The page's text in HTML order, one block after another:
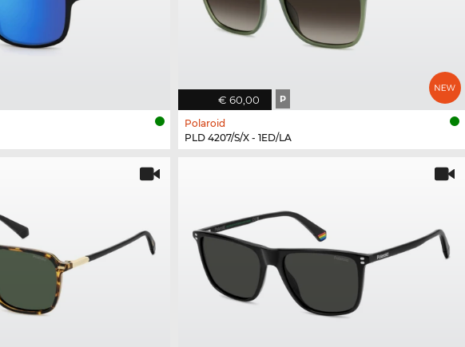
€ 60,00 P
Polaroid
PLD 4207/S/X - 1ED/LA